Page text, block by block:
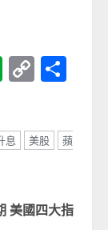
Evernote
Copy
息 美股
蘋
美國四大指